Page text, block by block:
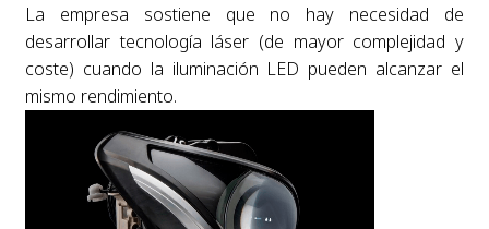
La empresa sostiene que no hay necesidad de
desarrollar tecnología láser (de mayor complejidad y
coste) cuando la iluminación LED pueden alcanzar el
mismo rendimiento.